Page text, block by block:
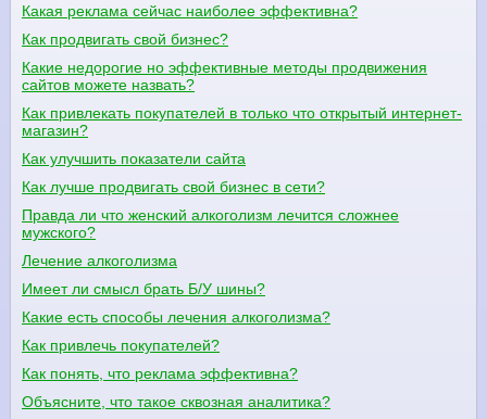
Какая реклама сейчас наиболее эффективна?
Как продвигать свой бизнес?
Какие недорогие но эффективные методы продвижения
сайтов можете назвать?
Как привлекать покупателей в только что открытый интернет-
магазин?
Как улучшить показатели сайта
Как лучше продвигать свой бизнес в сети?
Правда ли что женский алкоголизм лечится сложнее
мужского?
Лечение алкоголизма
Имеет ли смысл брать Б/У шины?
Какие есть способы лечения алкоголизма?
Как привлечь покупателей?
Как понять, что реклама эффективна?
Объясните, что такое сквозная аналитика?